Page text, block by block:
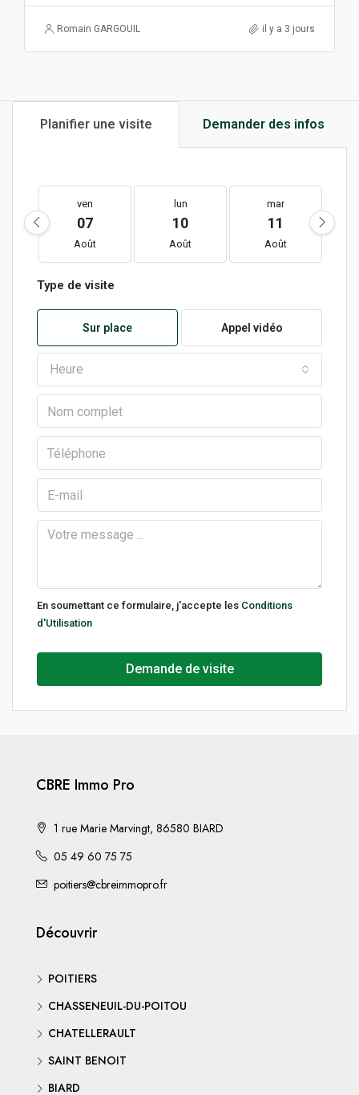
Romain GARGOUIL il y a 3 jours
Planifier une visite Demander des infos
ven
07
Août
lun
10
Août
mar
11
Août
Type de visite
Sur place Appel vidéo
Heure
En soumettant ce formulaire, j'accepte les Conditions
d'Utilisation
Demande de visite
CBRE Immo Pro
1 rue Marie Marvingt, 86580 BIARD
05 49 60 75 75
poitiers@cbreimmopro.fr
Découvrir
POITIERS
CHASSENEUIL-DU-POITOU
CHATELLERAULT
SAINT BENOIT
BIARD